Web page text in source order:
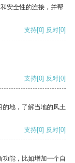
安全性的连接，并帮
支持[0] 反对[0]
支持[0] 反对[0]
的地，了解当地的风土
支持[0] 反对[0]
能，比如增加一个自